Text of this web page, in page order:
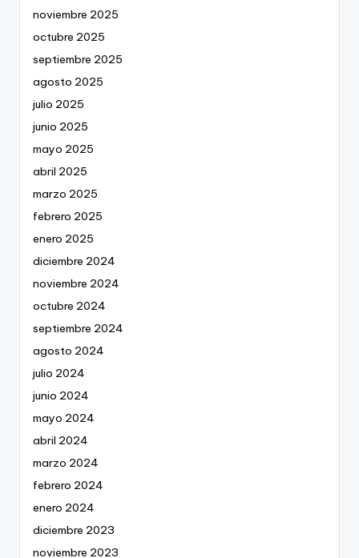
noviembre 2025
octubre 2025
septiembre 2025
agosto 2025
julio 2025
junio 2025
mayo 2025
abril 2025
marzo 2025
febrero 2025
enero 2025
diciembre 2024
noviembre 2024
octubre 2024
septiembre 2024
agosto 2024
julio 2024
junio 2024
mayo 2024
abril 2024
marzo 2024
febrero 2024
enero 2024
diciembre 2023
noviembre 2023